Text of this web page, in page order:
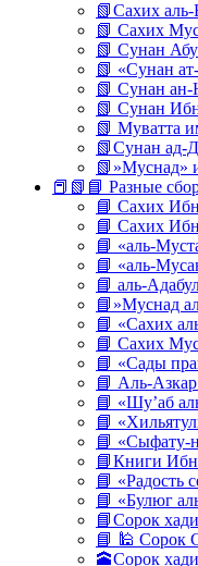
📗Сахих аль-
📗 Сахих
📗 Сунан
📗 «Сунан
📗 Сунан ан-
📗 Сунан
📗 Муватта
📗Сунан ад-
📗»Муснад»
📕📗📘 Разные
📘 Сахих
📘 Сахих
📘 «аль-
📘 «аль-
📘 аль-
📘»Муснад
📘 «Сахих
📘 Сахих
📘 «Сады
📘 Аль-
📘 «Шу’аб
📘
📘 «Сыфату-
📘Книги
📘 «Радость
📘 «Булюг
📘Сорок
📘 🕌 Сорок
🕋Сорок